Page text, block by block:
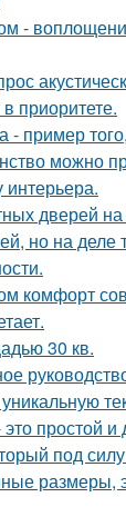
-
приоритете.
- пример
можно
дверей на
но на деле
комфорт
30 кв.
простой
под
размеры,